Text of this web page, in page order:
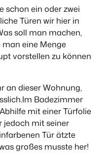
schon ein oder zwei
Türen wir hier in
soll man machen,
eine Menge
vorstellen zu können
an dieser Wohnung,
Badezimmer
mit einer Türfolie
jedoch mit seiner
Tür ätzte
großes musste her!